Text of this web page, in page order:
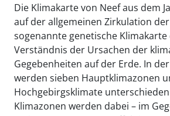
Die Klimakarte von Neef aus dem
auf der allgemeinen Zirkulation
sogenannte genetische
Verständnis der Ursachen der
Gegebenheiten auf der Erde. In
werden sieben Hauptklimazonen
Hochgebirgsklimate
Klimazonen werden dabei – im